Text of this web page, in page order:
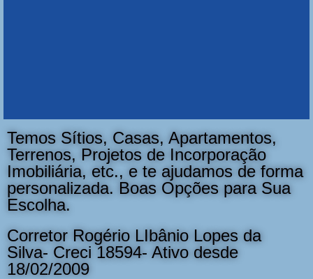
Temos Sítios, Casas, Apartamentos,
Terrenos, Projetos de Incorporação
Imobiliária, etc., e te ajudamos de forma
personalizada. Boas Opções para Sua
Escolha.
Corretor Rogério LIbânio Lopes da
Silva- Creci 18594- Ativo desde
18/02/2009